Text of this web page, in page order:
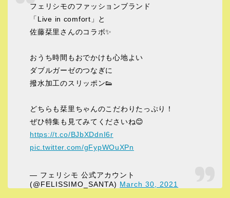
フェリシモのファッションブランド
「Live in comfort」と
佐藤栞里さんのコラボ✨
おうち時間もおでかけも心地よい
ダブルガーゼのつなぎに
撥水加工のスリッポン👟
どちらも栞里ちゃんのこだわりたっぷり！
ぜひ特集も見てみてくださいね😊
https://t.co/BJbXDdnI6r
pic.twitter.com/gFypWOuXPn
— フェリシモ 公式アカウント
(@FELISSIMO_SANTA) March 30, 2021